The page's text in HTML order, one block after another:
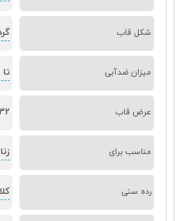
شکل قاب
میزان ضدآبی تا 30 متر
عرض قاب 32
مناسب برای
رده سنی